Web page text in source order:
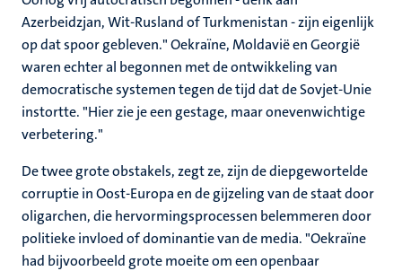
Azerbeidzjan, Wit-Rusland of Turkmenistan - zijn eigenlijk
op dat spoor gebleven." Oekraïne, Moldavië en Georgië
waren echter al begonnen met de ontwikkeling van
democratische systemen tegen de tijd dat de Sovjet-Unie
instortte. "Hier zie je een gestage, maar onevenwichtige
verbetering."
De twee grote obstakels, zegt ze, zijn de diepgewortelde
corruptie in Oost-Europa en de gijzeling van de staat door
oligarchen, die hervormingsprocessen belemmeren door
politieke invloed of dominantie van de media. "Oekraïne
had bijvoorbeeld grote moeite om een openbaar